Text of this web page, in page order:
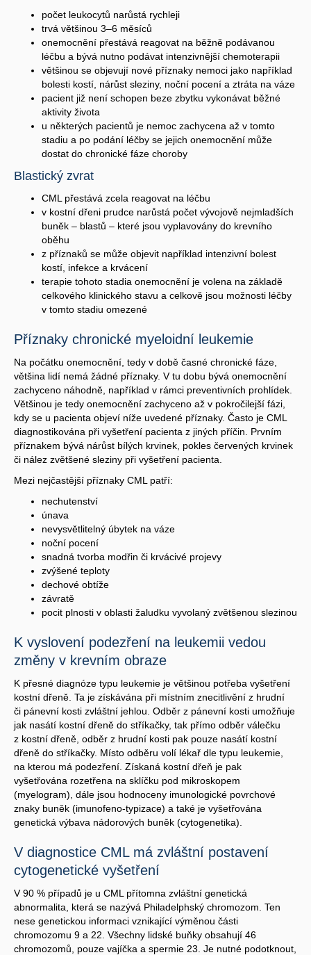
počet leukocytů narůstá rychleji
trvá většinou 3–6 měsíců
onemocnění přestává reagovat na běžně podávanou
léčbu a bývá nutno podávat intenzivnější chemoterapii
většinou se objevují nové příznaky nemoci jako například
bolesti kostí, nárůst sleziny, noční pocení a ztráta na váze
pacient již není schopen beze zbytku vykonávat běžné
aktivity života
u některých pacientů je nemoc zachycena až v tomto
stadiu a po podání léčby se jejich onemocnění může
dostat do chronické fáze choroby
Blastický zvrat
CML přestává zcela reagovat na léčbu
v kostní dřeni prudce narůstá počet vývojově nejmladších
buněk – blastů – které jsou vyplavovány do krevního
oběhu
z příznaků se může objevit například intenzivní bolest
kostí, infekce a krvácení
terapie tohoto stadia onemocnění je volena na základě
celkového klinického stavu a celkově jsou možnosti léčby
v tomto stadiu omezené
Příznaky chronické myeloidní leukemie
Na počátku onemocnění, tedy v době časné chronické fáze,
většina lidí nemá žádné příznaky. V tu dobu bývá onemocnění
zachyceno náhodně, například v rámci preventivních prohlídek.
Většinou je tedy onemocnění zachyceno až v pokročilejší fázi,
kdy se u pacienta objeví níže uvedené příznaky. Často je CML
diagnostikována při vyšetření pacienta z jiných příčin. Prvním
příznakem bývá nárůst bílých krvinek, pokles červených krvinek
či nález zvětšené sleziny při vyšetření pacienta.
Mezi nejčastější příznaky CML patří:
nechutenství
únava
nevysvětlitelný úbytek na váze
noční pocení
snadná tvorba modřin či krvácivé projevy
zvýšené teploty
dechové obtíže
závratě
pocit plnosti v oblasti žaludku vyvolaný zvětšenou slezinou
K vyslovení podezření na leukemii vedou
změny v krevním obraze
K přesné diagnóze typu leukemie je většinou potřeba vyšetření
kostní dřeně. Ta je získávána při místním znecitlivění z hrudní
či pánevní kosti zvláštní jehlou. Odběr z pánevní kosti umožňuje
jak nasátí kostní dřeně do stříkačky, tak přímo odběr válečku
z kostní dřeně, odběr z hrudní kosti pak pouze nasátí kostní
dřeně do stříkačky. Místo odběru volí lékař dle typu leukemie,
na kterou má podezření. Získaná kostní dřeň je pak
vyšetřována rozetřena na sklíčku pod mikroskopem
(myelogram), dále jsou hodnoceny imunologické povrchové
znaky buněk (imunofeno-typizace) a také je vyšetřována
genetická výbava nádorových buněk (cytogenetika).
V diagnostice CML má zvláštní postavení
cytogenetické vyšetření
V 90 % případů je u CML přítomna zvláštní genetická
abnormalita, která se nazývá Philadelphský chromozom. Ten
nese genetickou informaci vznikající výměnou části
chromozomu 9 a 22. Všechny lidské buňky obsahují 46
chromozomů, pouze vajíčka a spermie 23. Je nutné podotknout,